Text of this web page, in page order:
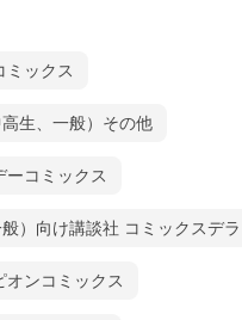
ミックス
生、一般）その他
ーコミックス
）向け講談社 コミックスデ
オンコミックス